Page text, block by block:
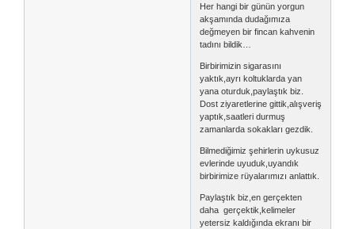
Her hangi bir günün yorgun
akşamında dudağımıza
değmeyen bir fincan kahvenin
tadını bildik…
Birbirimizin sigarasını
yaktık,ayrı koltuklarda yan
yana oturduk,paylaştık biz.
Dost ziyaretlerine gittik,alışveriş
yaptık,saatleri durmuş
zamanlarda sokakları gezdik.
Bilmediğimiz şehirlerin uykusuz
evlerinde uyuduk,uyandık
birbirimize rüyalarımızı anlattık.
Paylaştık biz,en gerçekten
daha gerçektik,kelimeler
yetersiz kaldığında ekranı bir